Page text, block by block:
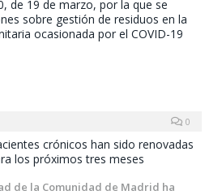
de 19 de marzo, por la que se
sobre gestión de residuos en la
ocasionada por el COVID-19
0
crónicos han sido renovadas
los próximos tres meses
de la Comunidad de Madrid ha